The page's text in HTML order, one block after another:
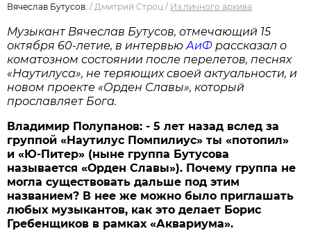
Вячеслав Бутусов. / Дмитрий Строц / Из личного архива
Музыкант Вячеслав Бутусов, отмечающий 15
октября 60-летие, в интервьюАиФ рассказал о
коматозном состоянии после перелетов, песнях
«Наутилуса», не теряющих своей актуальности, и
новом проекте «Орден Славы», который
прославляет Бога.
Владимир Полупанов: - 5 лет назад вслед за
группой «Наутилус Помпилиус» ты «потопил»
и «Ю-Питер» (ныне группа Бутусова
называется «Орден Славы»). Почему группа не
могла существовать дальше под этим
названием? В нее же можно было приглашать
любых музыкантов, как это делает Борис
Гребенщиков в рамках «Аквариума».